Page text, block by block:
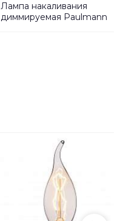
Лампа накаливания
диммируемая Paulmann